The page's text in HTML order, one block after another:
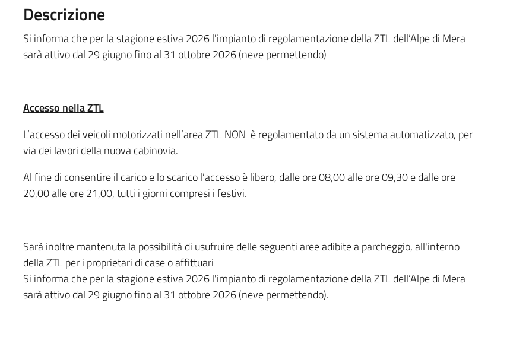
Descrizione
Si informa che per la stagione estiva 2026 l'impianto di regolamentazione della ZTL dell’Alpe di Mera
sarà attivo dal 29 giugno fino al 31 ottobre 2026 (neve permettendo)
Accesso nella ZTL
L’accesso dei veicoli motorizzati nell’area ZTL NON è regolamentato da un sistema automatizzato, per
via dei lavori della nuova cabinovia.
Al fine di consentire il carico e lo scarico l’accesso è libero, dalle ore 08,00 alle ore 09,30 e dalle ore
20,00 alle ore 21,00, tutti i giorni compresi i festivi.
Sarà inoltre mantenuta la possibilità di usufruire delle seguenti aree adibite a parcheggio, all'interno
della ZTL per i proprietari di case o affittuari
Si informa che per la stagione estiva 2026 l'impianto di regolamentazione della ZTL dell’Alpe di Mera
sarà attivo dal 29 giugno fino al 31 ottobre 2026 (neve permettendo).